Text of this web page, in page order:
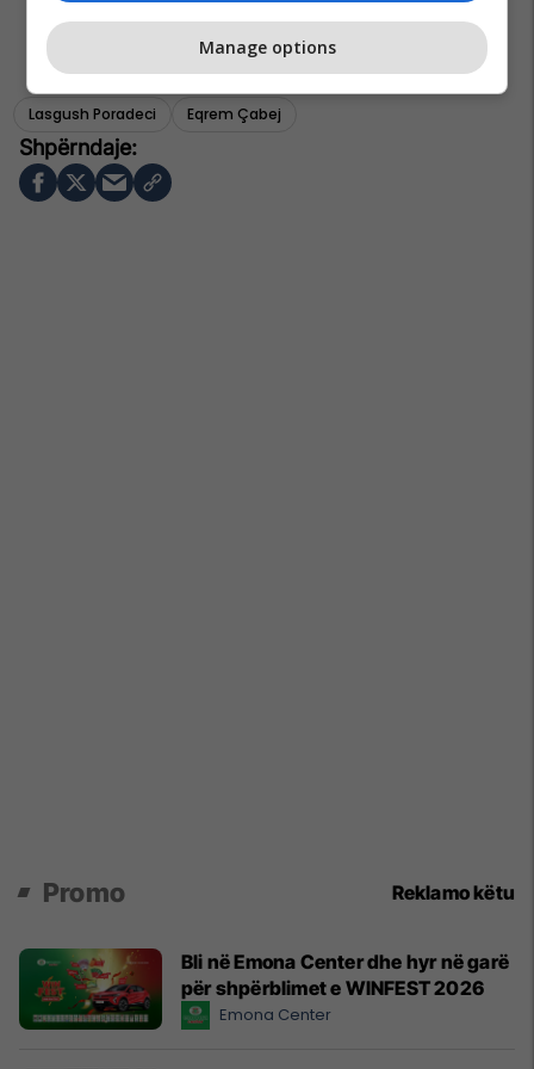
Lasgush Poradeci Eqrem Çabej
Promo Reklamo këtu
Bli në Emona Center dhe hyr në garë
për shpërblimet e WINFEST 2026
Emona Center
Manage options